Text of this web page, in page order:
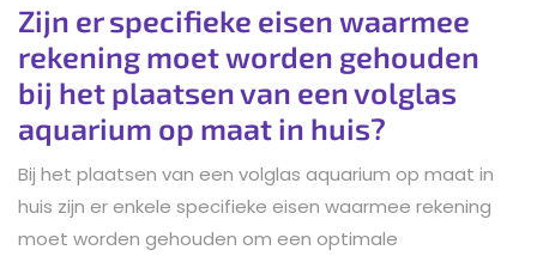
Zijn er specifieke eisen waarmee
rekening moet worden gehouden
bij het plaatsen van een volglas
aquarium op maat in huis?
Bij het plaatsen van een volglas aquarium op maat in
huis zijn er enkele specifieke eisen waarmee rekening
moet worden gehouden om een optimale